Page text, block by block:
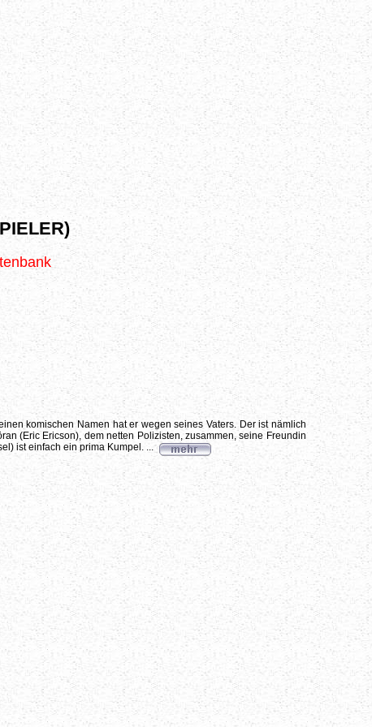
komischen Namen hat er wegen seines Vaters. Der ist nämlich
(Eric Ericson), dem netten Polizisten, zusammen, seine Freundin
ist einfach ein prima Kumpel. ...